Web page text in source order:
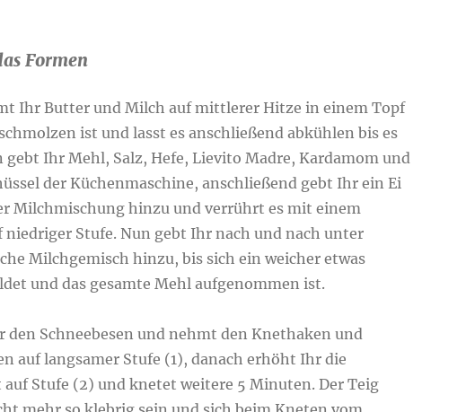
Formen
Ihr Butter und Milch auf mittlerer Hitze in einem Topf
ist und lasst es anschließend abkühlen bis es
gebt Ihr Mehl, Salz, Hefe, Lievito Madre, Kardamom und
der Küchenmaschine, anschließend gebt Ihr ein Ei
Milchmischung hinzu und verrührt es mit einem
niedriger Stufe. Nun gebt Ihr nach und nach unter
Milchgemisch hinzu, bis sich ein weicher etwas
und das gesamte Mehl aufgenommen ist.
Schneebesen und nehmt den Knethaken und
auf langsamer Stufe (1), danach erhöht Ihr die
Stufe (2) und knetet weitere 5 Minuten. Der Teig